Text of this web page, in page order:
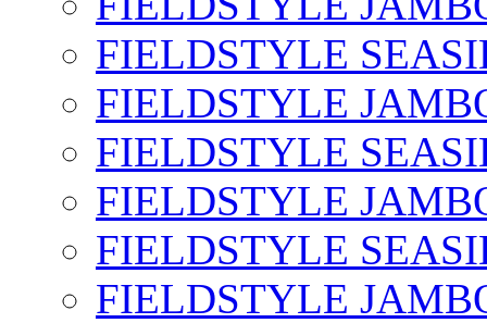
FIELDSTYLE
FIELDSTYLE
FIELDSTYLE
FIELDSTYLE
FIELDSTYLE
FIELDSTYLE